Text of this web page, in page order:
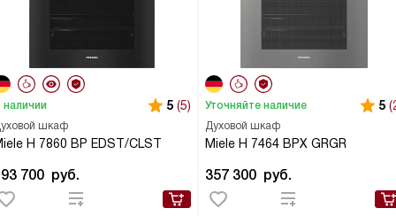
шкаф
H 7860 BP EDST/CLST
наличии 5 (5)
700 руб.
Духовой шкаф
Miele H 7464 BPX GRGR
Уточняйте наличие 5
357 300 руб.